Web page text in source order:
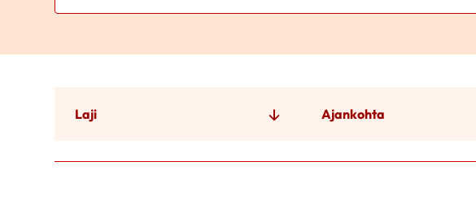
Laji Ajankohta